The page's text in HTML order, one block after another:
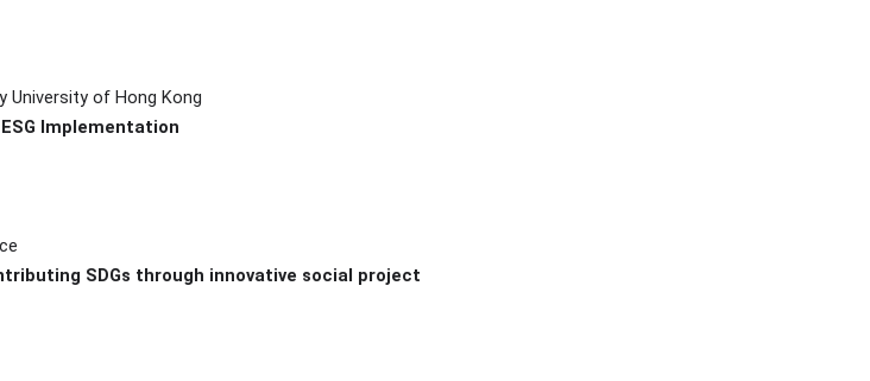
University of Hong Kong
Implementation
SDGs through innovative social project